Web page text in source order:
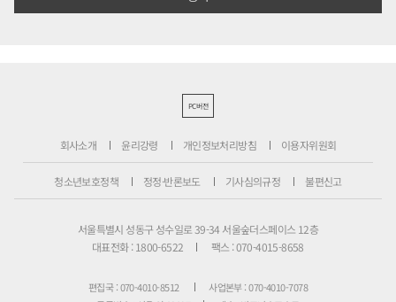
PC버전
회사소개 윤리강령 개인정보처리방침 이용자위원회
청소년보호정책 정정·반론보도 기사심의규정 불편신고
서울특별시 성동구 성수일로 39-34 서울숲더스페이스 12층
대표전화 : 1800-6522
팩스 : 070-4015-8658
편집국 : 070-4010-8512
사업본부 : 070-4010-7078